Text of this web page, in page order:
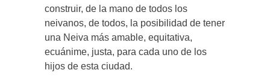
construir, de la mano de todos los
neivanos, de todos, la posibilidad de tener
una Neiva más amable, equitativa,
ecuánime, justa, para cada uno de los
hijos de esta ciudad.